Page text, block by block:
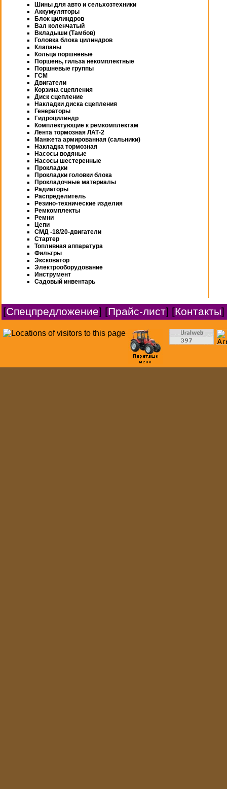
Шины для авто и сельхозтехники
Аккумуляторы
Блок цилиндров
Вал коленчатый
Вкладыши (Тамбов)
Головка блока цилиндров
Клапаны
Кольца поршневые
Поршень, гильза некомплектные
Поршневые группы
ГСМ
Двигатели
Корзина сцепления
Диск сцепление
Накладки диска сцепления
Генераторы
Гидроцилиндр
Комплектующие к ремкомплектам
Лента тормозная ЛАТ-2
Манжета армированная (сальники)
Накладка тормозная
Насосы водяные
Насосы шестеренные
Прокладки
Прокладки головки блока
Прокладочные материалы
Радиаторы
Распределитель
Резино-технические изделия
Ремкомплекты
Ремни
Цепи
СМД -18/20-двигатели
Стартер
Топливная аппаратура
Фильтры
Эксковатор
Электрооборудование
Инструмент
Садовый инвентарь
[Спецпредложение] [Прайс-лист] [Контакты]